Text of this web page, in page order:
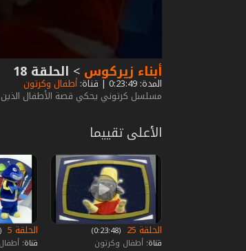
أبناء زيركوس > الحلقة 18
المدة: 0:23:49 | قناة: أطفال وكرتون
مسلسل كرتوني يحكي قصة الأطفال
الأعلى تقييما
الحلقة 25
‏ (0:23:48)
قناة: أطفال وكرتون
الحلقة 5
‏ (0:23:48)
قناة: